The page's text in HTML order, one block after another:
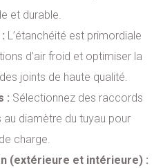
et durable.
L’étanchéité est primordiale
d’air froid et optimiser la
joints de haute qualité.
: Sélectionnez des raccords
diamètre du tuyau pour
charge.
(extérieure et intérieure) :